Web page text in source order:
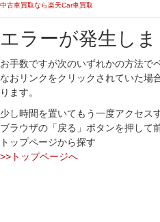
中古車買取なら楽天Car車買取
エラーが発生しま
お手数ですが次のいずれかの方法で
なおリンクをクリックされていた場
ります。
少し時間を置いてもう一度アクセス
ブラウザの「戻る」ボタンを押して
トップページから探す
>>トップページへ